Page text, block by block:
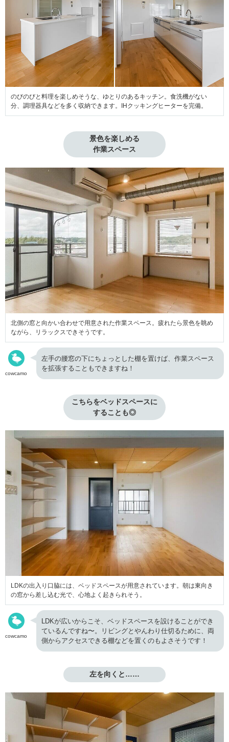
のびのびと料理を楽しめそうな、ゆとりのあるキッチン。食洗機がない
分、調理器具などを多く収納できます。IHクッキングヒーターを完備。
景色を楽しめる
作業スペース
北側の窓と向かい合わせで用意された作業スペース。疲れたら景色を眺め
ながら、リラックスできそうです。
cowcamo
左手の腰窓の下にちょっとした棚を置けば、作業スペース
を拡張することもできますね！
こちらをベッドスペースに
することも◎
LDKの出入り口脇には、ベッドスペースが用意されています。朝は東向き
の窓から差し込む光で、心地よく起きられそう。
cowcamo
LDKが広いからこそ、ベッドスペースを設けることができ
ているんですね〜。リビングとやんわり仕切るために、両
側からアクセスできる棚などを置くのもよさそうです！
左を向くと……